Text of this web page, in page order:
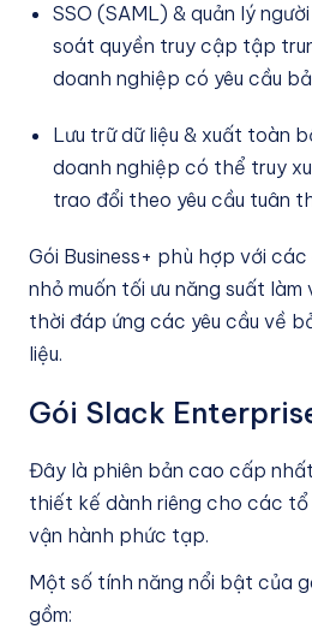
SSO (SAML) & quản lý
soát quyền truy cập tập
doanh nghiệp có yêu cầu
Lưu trữ dữ liệu & xuất toàn
doanh nghiệp có thể truy
trao đổi theo yêu cầu tuân
Gói Business+ phù hợp với
nhỏ muốn tối ưu năng suất
thời đáp ứng các yêu cầu về
liệu.
Gói Slack
Đây là phiên bản cao cấp
thiết kế dành riêng cho các
vận hành phức tạp.
Một số tính năng nổi bật của
gồm: